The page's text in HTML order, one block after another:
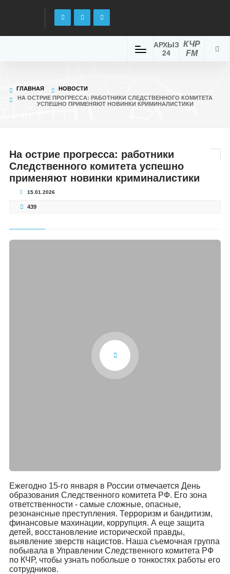
КЧР
FM
АРХЫЗ
24
ГЛАВНАЯ
НОВОСТИ
НА ОСТРИЕ ПРОГРЕССА: РАБОТНИКИ СЛЕДСТВЕННОГО КОМИТЕТА
УСПЕШНО ПРИМЕНЯЮТ НОВИНКИ КРИМИНАЛИСТИКИ
На острие прогресса: работники
Следственного комитета успешно
применяют новинки криминалистики
15.01.2026
439
Ежегодно 15-го января в России отмечается День
образования Следственного комитета РФ. Его зона
ответственности - самые сложные, опасные,
резонансные преступления. Терроризм и бандитизм,
финансовые махинации, коррупция. А еще защита
детей, восстановление исторической правды,
выявление зверств нацистов. Наша съемочная группа
побывала в Управлении Следственного комитета РФ
по КЧР, чтобы узнать побольше о тонкостях работы его
сотрудников.